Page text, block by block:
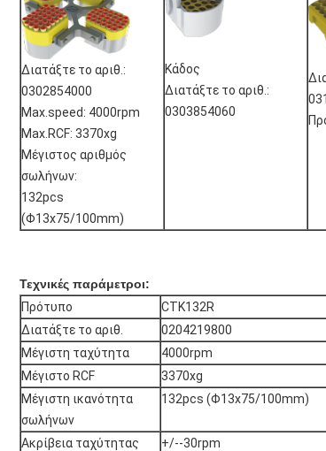
Διατάξτε το αριθ.:
0302854000
Max.speed: 4000rpm
Max.RCF: 3370xg
Μέγιστος αριθμός
σωλήνων:
132pcs
(Φ13x75/100mm)
Κάδος
Διατάξτε το αριθ.:
0303854060
Τεχνικές παράμετροι:
Πρότυπο
CTK132R
Διατάξτε το αριθ.
0204219800
Μέγιστη ταχύτητα
4000rpm
Μέγιστο RCF
3370xg
Μέγιστη ικανότητα
σωλήνων
132pcs (Φ13x75/100mm)
Ακρίβεια ταχύτητας
+/--30rpm